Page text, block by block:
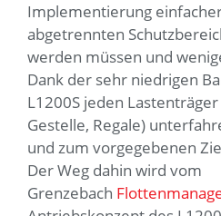
Implementierung
abgetrennten
werden müssen und
Dank der sehr niedrigen
L1200S jeden Lastenträger
Gestelle, Regale)
und zum vorgegebenen
Der Weg dahin wird vom
Grenzebach